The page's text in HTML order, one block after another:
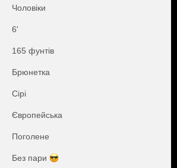
Чоловіки
6'
165 фунтів
Брюнетка
Сірі
Європейська
Поголене
Без пари